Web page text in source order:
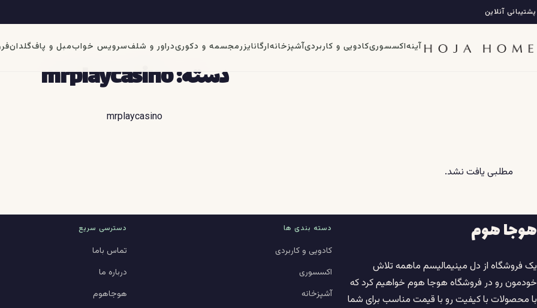
رفتن
به
محتوا
آنلاین
آینهاکسسوریکادویی و کاربردیآشپزخانهارگانایزرمجسمه و دکوریدراور و شلفسرویس خوابمبل و پافگلدان
دسته:mrplaycasino
mrplaycasino
مطلبی یافت نشد.
هوجا هوم
یک فروشگاه از دل مینیمالیسم ماهمه تلاش
خودمون رو در فروشگاه هوجا هوم خواهیم کرد که
با محصولات با کیفیت رو با قیمت مناسب برای شما
دسته بندی ها
کادویی و کاربردی
اکسسوری
آشپزخانه
دسترسی سریع
تماس باما
درباره ما
هوجاهوم